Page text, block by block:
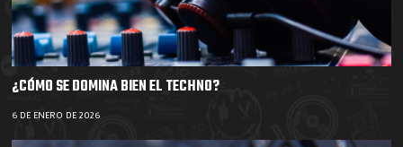
¿CÓMO SE DOMINA BIEN EL TECHNO?
6 DE ENERO DE 2026